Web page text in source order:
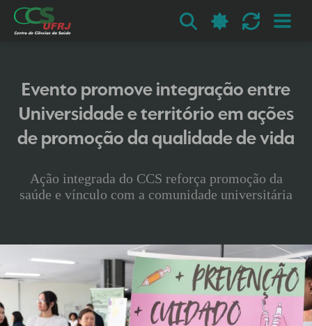
Evento promove integração entre
Universidade e território em ações
de promoção da qualidade de vida
Ação integrada do CCS reforça promoção da
saúde e vínculo com a comunidade universitária